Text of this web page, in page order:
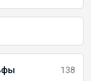
138